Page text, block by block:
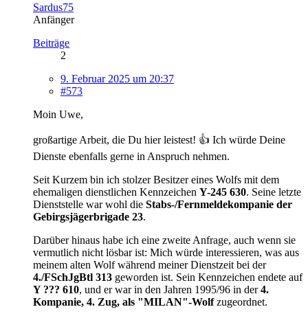
Sardus75
Anfänger
Beiträge
2
9. Februar 2025 um 20:37
#573
Moin Uwe,
großartige Arbeit, die Du hier leistest! 👍 Ich würde Deine
Dienste ebenfalls gerne in Anspruch nehmen.
Seit Kurzem bin ich stolzer Besitzer eines Wolfs mit dem
ehemaligen dienstlichen Kennzeichen Y-245 630. Seine letzte
Dienststelle war wohl die Stabs-/Fernmeldekompanie der
Gebirgsjägerbrigade 23.
Darüber hinaus habe ich eine zweite Anfrage, auch wenn sie
vermutlich nicht lösbar ist: Mich würde interessieren, was aus
meinem alten Wolf während meiner Dienstzeit bei der
4./FSchJgBtl 313 geworden ist. Sein Kennzeichen endete auf
Y ??? 610, und er war in den Jahren 1995/96 in der4.
Kompanie, 4. Zug, als "MILAN"-Wolfzugeordnet.